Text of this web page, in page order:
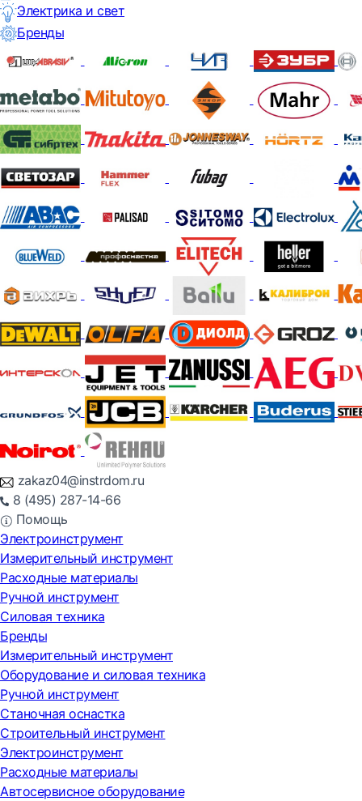
Электрика и свет
Бренды
zakaz04@instrdom.ru
8 (495) 287-14-66
Помощь
Электроинструмент
Измерительный инструмент
Расходные материалы
Ручной инструмент
Силовая техника
Бренды
Измерительный инструмент
Оборудование и силовая техника
Ручной инструмент
Станочная оснастка
Строительный инструмент
Электроинструмент
Расходные материалы
Автосервисное оборудование